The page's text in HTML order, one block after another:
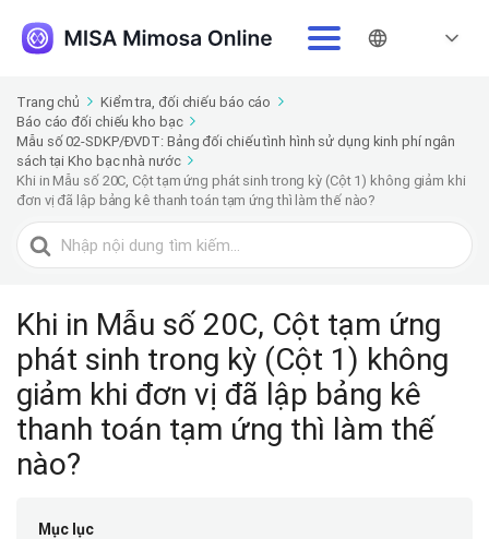
Trang chủ
Kiểm tra, đối chiếu báo cáo
Báo cáo đối chiếu kho bạc
Mẫu số 02-SDKP/ĐVDT: Bảng đối chiếu tình hình sử dụng kinh phí ngân
sách tại Kho bạc nhà nước
Khi in Mẫu số 20C, Cột tạm ứng phát sinh trong kỳ (Cột 1) không giảm khi
đơn vị đã lập bảng kê thanh toán tạm ứng thì làm thế nào?
Tìm
kiếm
Khi in Mẫu số 20C, Cột tạm ứng
phát sinh trong kỳ (Cột 1) không
giảm khi đơn vị đã lập bảng kê
thanh toán tạm ứng thì làm thế
nào?
Mục lục